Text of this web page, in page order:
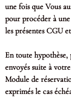
une fois que Vous
pour procéder à
les présentes CGU
En toute hypothèse,
envoyés suite à
Module de
exprimés le cas